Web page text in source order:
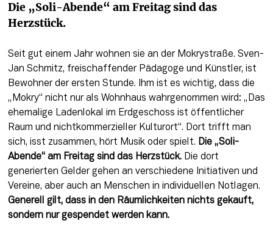
Die „Soli-Abende“ am Freitag sind das
Herzstück.
Seit gut einem Jahr wohnen sie an der Mokrystraße. Sven-
Jan Schmitz, freischaffender Pädagoge und Künstler, ist
Bewohner der ersten Stunde. Ihm ist es wichtig, dass die
„Mokry“ nicht nur als Wohnhaus wahrgenommen wird: „Das
ehemalige Ladenlokal im Erdgeschoss ist öffentlicher
Raum und nichtkommerzieller Kulturort“. Dort trifft man
sich, isst zusammen, hört Musik oder spielt. Die „Soli-
Abende“ am Freitag sind das Herzstück. Die dort
generierten Gelder gehen an verschiedene Initiativen und
Generell gilt, dass in den Räumlichkeiten nichts gekauft,
sondern nur gespendet werden kann.